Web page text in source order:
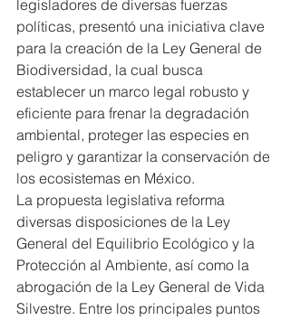
legisladores de diversas fuerzas
políticas, presentó una iniciativa clave
para la creación de la Ley General de
Biodiversidad, la cual busca
establecer un marco legal robusto y
eficiente para frenar la degradación
ambiental, proteger las especies en
peligro y garantizar la conservación de
los ecosistemas en México.
La propuesta legislativa reforma
diversas disposiciones de la Ley
General del Equilibrio Ecológico y la
Protección al Ambiente, así como la
abrogación de la Ley General de Vida
Silvestre. Entre los principales puntos